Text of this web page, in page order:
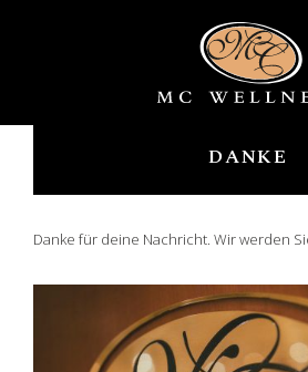
DANKE
Danke für deine Nachricht. Wir werden